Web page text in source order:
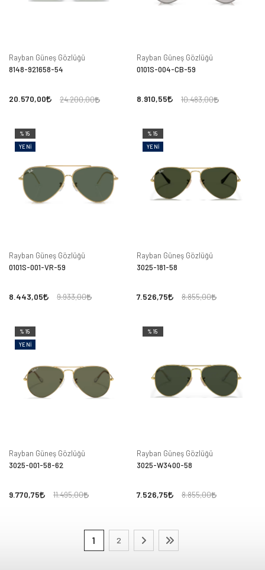
Rayban Güneş Gözlüğü
8148-921658-54
20.570,00 24.200,00
Rayban Güneş Gözlüğü
0101S-004-CB-59
8.910,55 10.483,00
%15
YENI
Rayban Güneş Gözlüğü
0101S-001-VR-59
8.443,05 9.933,00
%15
YENI
Rayban Güneş Gözlüğü
3025-181-58
7.526,75 8.855,00
%15
YENI
Rayban Güneş Gözlüğü
3025-001-58-62
9.770,75 11.495,00
%15
Rayban Güneş Gözlüğü
3025-W3400-58
7.526,75 8.855,00
1 2